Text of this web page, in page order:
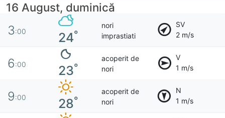
16 August, duminică
3:00 24°
nori
imprastiati
SV
2 m/s
6:00 23°
acoperit de
nori
V
1 m/s
9:00 28°
acoperit de
nori
N
1 m/s